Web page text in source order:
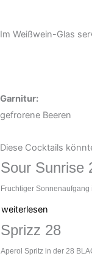
Im Weißwein-Glas
Garnitur:
gefrorene Beeren
Diese Cocktails
Sour Sunrise
Fruchtiger Sonnenaufgang
weiterlesen
Sprizz 28
Aperol Spritz in der 28